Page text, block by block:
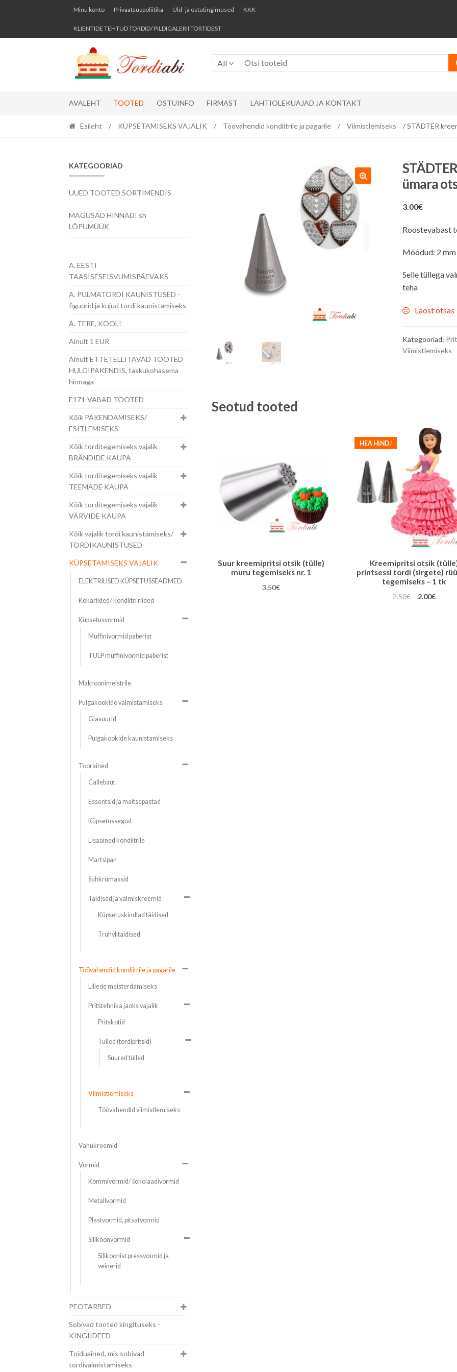
Skip
navigation
Skip
content
Minu konto Privaatsuspoliitika Üld- ja ostutingimused KKK
KLIENTIDE TEHTUD TORDID/ PILDIGALERII TORTIDEST
All
AVALEHT TOOTED OSTUINFO FIRMAST LAHTIOLEKUAJAD JA KONTAKT
Esileht / KÜPSETAMISEKS VAJALIK / Töövahendid kondiitrile ja pagarile / Viimistlemiseks / STÄDTER
ümara
3.00€
Roostevabast
Mõõdud: 2
Selle tüllega
teha
Laost otsas
Kategooriad:
Viimistlemiseks
Seotud tooted
Suur kreemipritsi otsik (tülle)
muru tegemiseks nr. 1
3.50€
Kreemipritsi otsik
printsessi tordi (sirgete)
tegemiseks – 1 tk
HEA HIND!
2.50€
Algne
2.00€
KATEGOORIAD
UUED TOOTED SORTIMENDIS
MAGUSAD HINNAD! sh
LÕPUMÜÜK
A. EESTI
TAASISESEISVUMISPÄEVAKS
A. PULMATORDI KAUNISTUSED -
figuurid ja kujud tordi kaunistamiseks
A. TERE, KOOL!
Ainult 1 EUR
Ainult ETTETELLITAVAD TOOTED
HULGIPAKENDIS, taskukohasema
hinnaga
E171-VABAD TOOTED
Kõik PAKENDAMISEKS/
ESITLEMISEKS
Kõik torditegemiseks vajalik
BRÄNDIDE KAUPA
Kõik torditegemiseks vajalik
TEEMADE KAUPA
Kõik torditegemiseks vajalik
VÄRVIDE KAUPA
Kõik vajalik tordi kaunistamiseks/
TORDIKAUNISTUSED
KÜPSETAMISEKS VAJALIK
ELEKTRILISED KÜPSETUSSEADMED
Kokariided/ kondiitri riided
Küpsetusvormid
Muffinivormid paberist
TULP muffinivormid paberist
Makroonimeistrile
Pulgakookide valmistamiseks
Glasuurid
Pulgakookide kaunistamiseks
Toorained
Callebaut
Essentsid ja maitsepastad
Küpsetussegud
Lisaained kondiitrile
Martsipan
Suhkrumassid
Täidised ja valmiskreemid
Küpsetuskindlad täidised
Trühvlitäidised
Töövahendid kondiitrile ja pagarile
Lillede meisterdamiseks
Pritstehnika jaoks vajalik
Pritskotid
Tülled (tordipritsid)
Suured tülled
Viimistlemiseks
Töövahendid viimistlemiseks
Vahukreemid
Vormid
Kommivormid/ šokolaadivormid
Metallvormid
Plastvormid, pitsatvormid
Silikoonvormid
Silikoonist pressvormid ja
veinerid
PEOTARBED
Sobivad tooted kingituseks -
KINGIIDEED
Toiduained, mis sobivad
tordivalmistamiseks